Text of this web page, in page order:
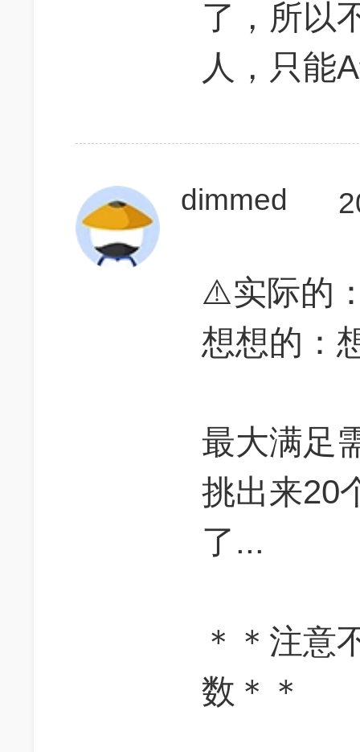
了，所以
人，只能
dimmed
⚠️实际的
想想的：
最大满足
挑出来20
了...
＊＊注意
数＊＊